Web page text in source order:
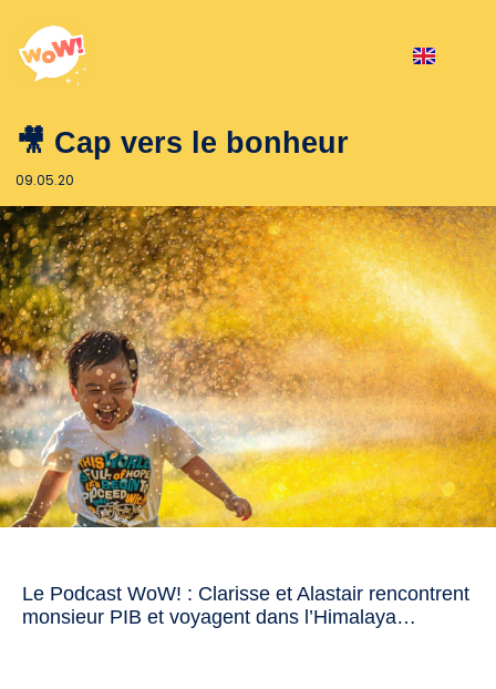
🎥 Cap vers le bonheur
09.05.20
Le Podcast WoW! : Clarisse et Alastair rencontrent
monsieur PIB et voyagent dans l’Himalaya…